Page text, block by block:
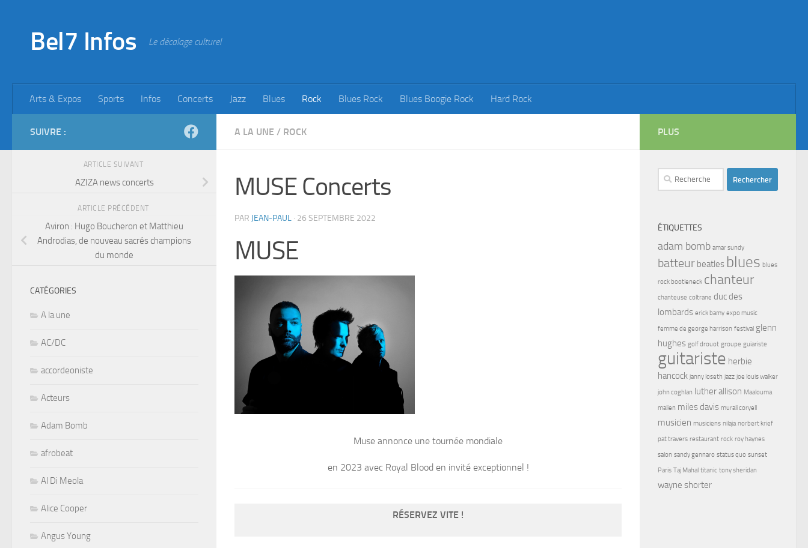
Bel7 Infos Le décalage culturel
Arts & Expos Sports Infos Concerts Jazz Blues Rock Blues Rock Blues Boogie Rock Hard Rock
A LA UNE / ROCK
MUSE Concerts
PAR JEAN-PAUL · 26 SEPTEMBRE 2022
MUSE
Muse annonce une tournée mondiale
en 2023 avec Royal Blood en invité exceptionnel !
RÉSERVEZ VITE !
SUIVRE :
ARTICLE SUIVANT
AZIZA news concerts
ARTICLE PRÉCÉDENT
Aviron : Hugo Boucheron et Matthieu
Androdias, de nouveau sacrés champions
du monde
CATÉGORIES
A la une
AC/DC
accordeoniste
Acteurs
Adam Bomb
afrobeat
Al Di Meola
Alice Cooper
Angus Young
PLUS
Rechercher :
ÉTIQUETTES
adam bomb amar sundy
batteur beatles blues blues
rock bootleneck chanteur
chanteuse coltrane duc des
lombards erick bamy expo music
femme de george harrison festival glenn
hughes golf drouot groupe guiariste
guitariste herbie
hancock janny loseth jazz joe louis walker
john coghlan luther allison Maalouma
malien miles davis murali coryell
musicien musiciens nilaja norbert krief
pat travers restaurant rock roy haynes
salon sandy gennaro status quo sunset
Paris Taj Mahal titanic tony sheridan
wayne shorter